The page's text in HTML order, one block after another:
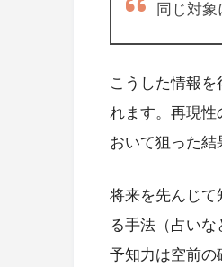
同じ対
こうした情報
れます。再現性
おいて狙った結
将来を先んじて
る手法（占い
予知力は空前の